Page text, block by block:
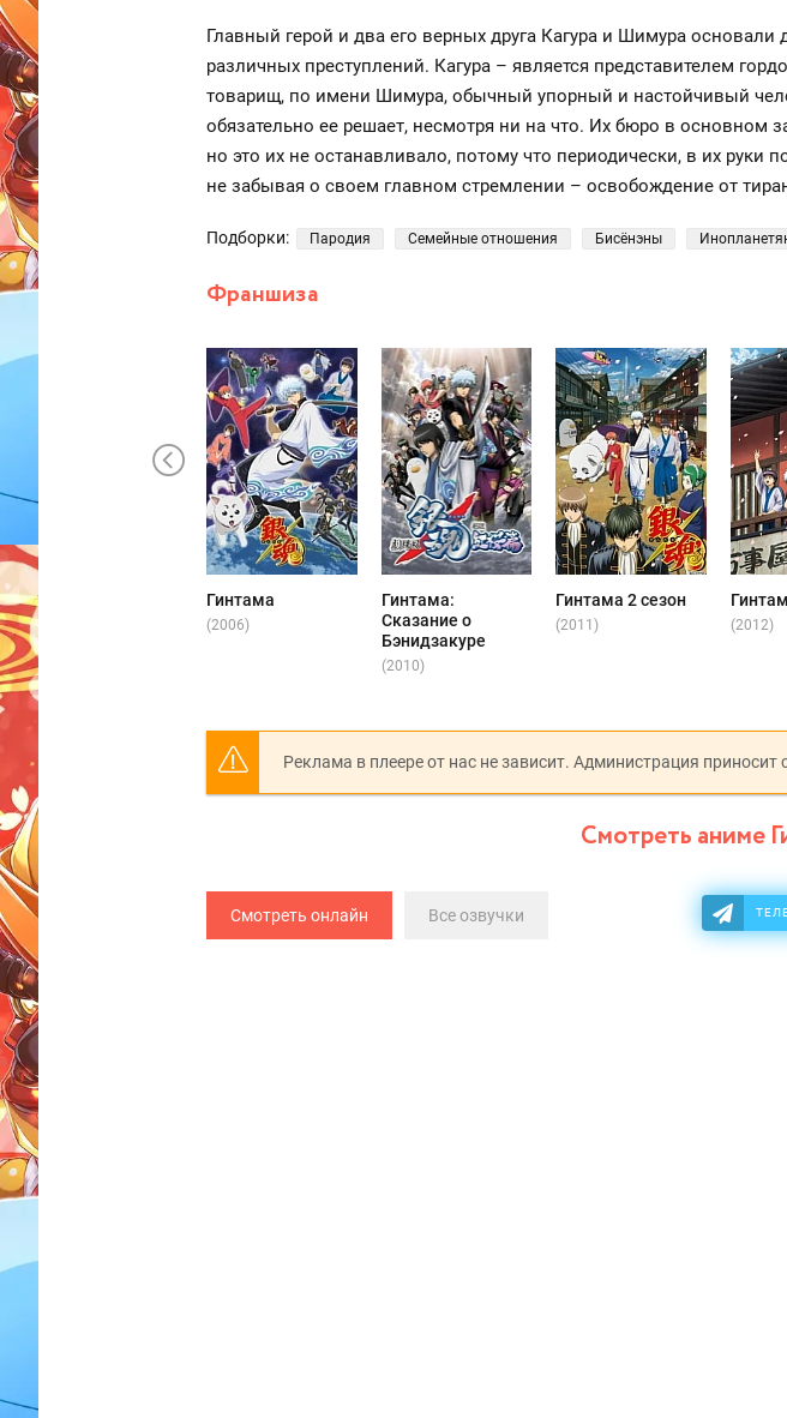
Главный герой и два его верных друга Кагура и Шимура
различных преступлений. Кагура – является представителем
товарищ, по имени Шимура, обычный упорный и настойчивый
обязательно ее решает, несмотря ни на что. Их бюро в
но это их не останавливало, потому что периодически, в их
не забывая о своем главном стремлении – освобождение от
Подборки: Пародия Семейные отношения Бисёнэны
Франшиза
Гинтама
(2006)
Гинтама:
Сказание о
Бэнидзакуре
(2010)
Гинтама 2 сезон
(2011) (2012)
Реклама в плеере от нас не зависит. Администрация приносит
Смотреть аниме
Смотреть онлайн Все озвучки